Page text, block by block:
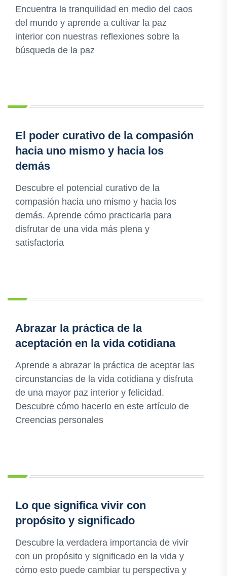
Encuentra la tranquilidad en medio del caos
del mundo y aprende a cultivar la paz
interior con nuestras reflexiones sobre la
búsqueda de la paz
El poder curativo de la compasión
hacia uno mismo y hacia los
demás
Descubre el potencial curativo de la
compasión hacia uno mismo y hacia los
demás. Aprende cómo practicarla para
disfrutar de una vida más plena y
satisfactoria
Abrazar la práctica de la
aceptación en la vida cotidiana
Aprende a abrazar la práctica de aceptar las
circunstancias de la vida cotidiana y disfruta
de una mayor paz interior y felicidad.
Descubre cómo hacerlo en este artículo de
Creencias personales
Lo que significa vivir con
propósito y significado
Descubre la verdadera importancia de vivir
con un propósito y significado en la vida y
cómo esto puede cambiar tu perspectiva y